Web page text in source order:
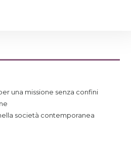
una missione senza confini
società contemporanea